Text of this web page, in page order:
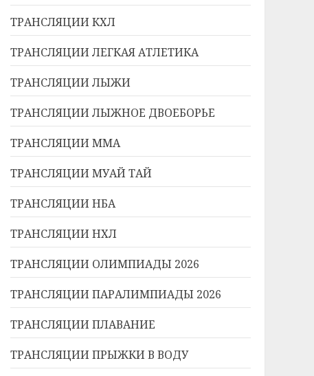
ТРАНСЛЯЦИИ КХЛ
ТРАНСЛЯЦИИ ЛЕГКАЯ АТЛЕТИКА
ТРАНСЛЯЦИИ ЛЫЖИ
ТРАНСЛЯЦИИ ЛЫЖНОЕ ДВОЕБОРЬЕ
ТРАНСЛЯЦИИ ММА
ТРАНСЛЯЦИИ МУАЙ ТАЙ
ТРАНСЛЯЦИИ НБА
ТРАНСЛЯЦИИ НХЛ
ТРАНСЛЯЦИИ ОЛИМПИАДЫ 2026
ТРАНСЛЯЦИИ ПАРАЛИМПИАДЫ 2026
ТРАНСЛЯЦИИ ПЛАВАНИЕ
ТРАНСЛЯЦИИ ПРЫЖКИ В ВОДУ